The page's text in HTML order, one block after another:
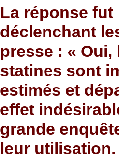
La réponse
déclenchant
presse : «
statines sont
estimés et
effet
grande
leur utilisation.